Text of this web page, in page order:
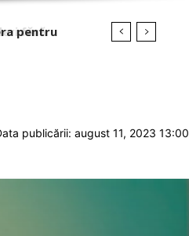
fără
publicării: august 11, 2023 13:00